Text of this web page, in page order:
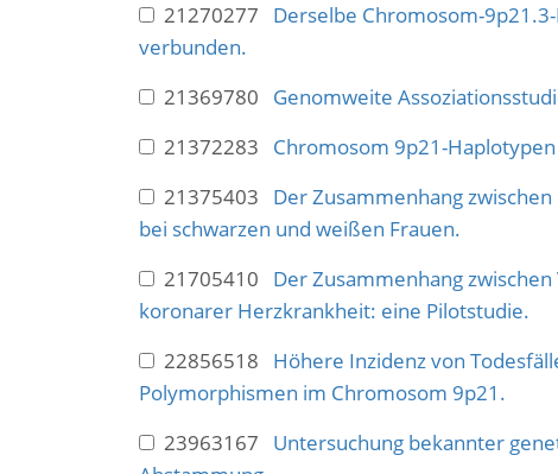
21270277 Derselbe Chromosom-
verbunden.
21369780 Genomweite
21372283 Chromosom 9p21-
21375403 Der Zusammenhang
bei schwarzen und weißen Frauen.
21705410 Der Zusammenhang
koronarer Herzkrankheit: eine Pilotstudie.
22856518 Höhere Inzidenz von
Polymorphismen im Chromosom 9p21.
23963167 Untersuchung bekannter